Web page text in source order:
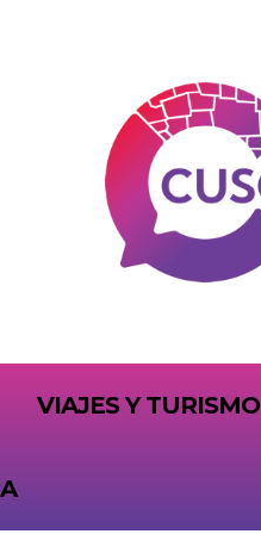
VIAJES Y TURISMO